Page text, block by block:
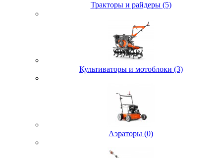
Тракторы и райдеры (5)
Культиваторы и мотоблоки (3)
Аэраторы (0)